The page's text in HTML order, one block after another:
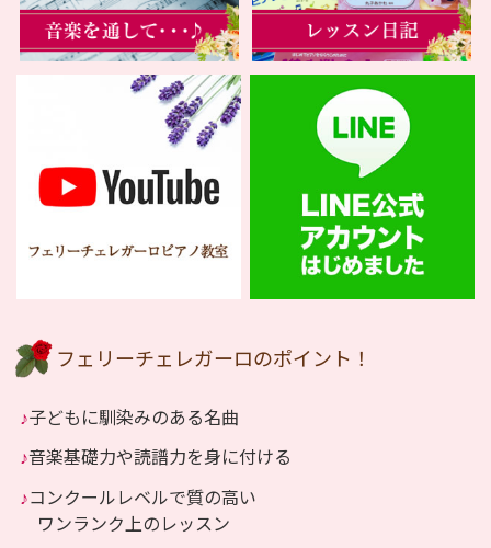
フェリーチェレガーロのポイント！
♪子どもに馴染みのある名曲
♪音楽基礎力や読譜力を身に付ける
♪コンクールレベルで質の高い
ワンランク上のレッスン